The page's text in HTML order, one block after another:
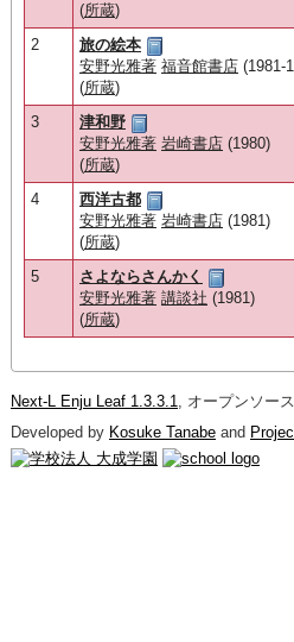
(所蔵)
2
旅の絵本
安野光雅著 福音館書店 (1981-
(所蔵)
3
津和野
安野光雅著 岩崎書店 (1980)
(所蔵)
4
西洋古都
安野光雅著 岩崎書店 (1981)
(所蔵)
5
さよならさんかく
安野光雅著 講談社 (1981)
(所蔵)
Next-L Enju Leaf 1.3.3.1, オープンソー
Developed by Kosuke Tanabe and